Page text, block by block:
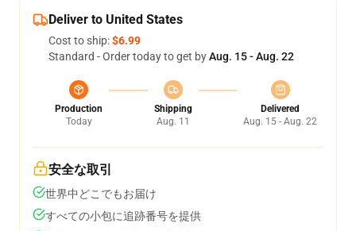
Deliver to United States
Cost to ship:$6.99
Standard - Order today to get byAug. 15 - Aug. 22
Production
Today
Shipping
Aug. 11
Delivered
Aug. 15 - Aug. 22
安全な取引
世界中どこでもお届け
すべての小包に追跡番号を提供